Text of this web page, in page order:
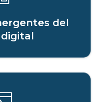
del